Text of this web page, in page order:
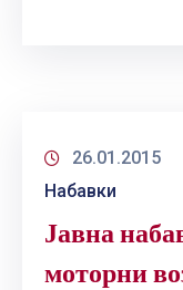
26.01.2015
Набавки
Јавна
моторни